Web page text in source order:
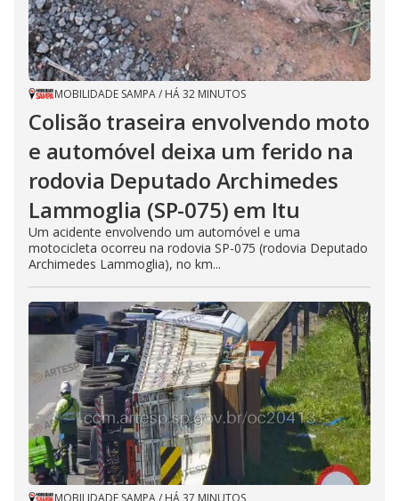
e
o
MOBILIDADE SAMPA/ HÁ 32 MINUTOS
Colisão traseira envolvendo moto
e automóvel deixa um ferido na
rodovia Deputado Archimedes
Lammoglia (SP-075) em Itu
Um acidente envolvendo um automóvel e uma
motocicleta ocorreu na rodovia SP-075 (rodovia Deputado
Archimedes Lammoglia), no km...
MOBILIDADE SAMPA/ HÁ 37 MINUTOS